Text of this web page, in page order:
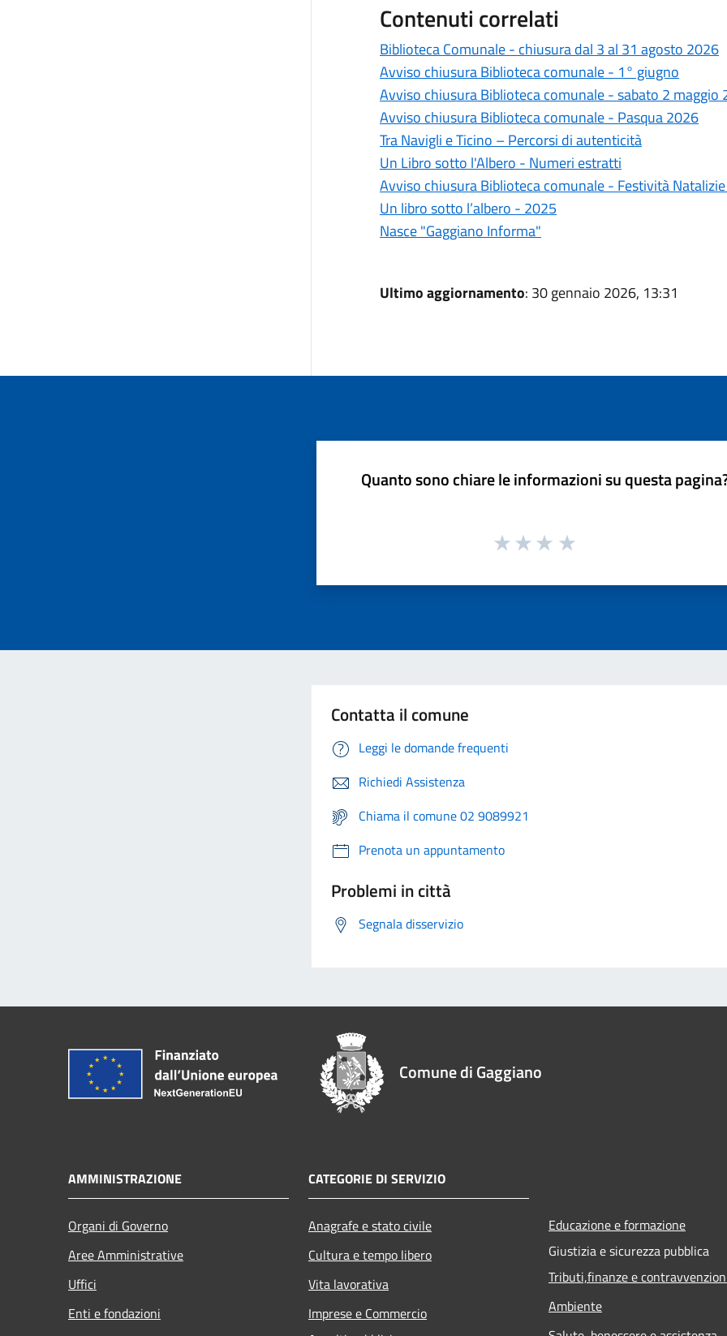
Contenuti correlati
Biblioteca Comunale - chiusura dal 3 al 31 agosto 2026
Avviso chiusura Biblioteca comunale - 1° giugno
Avviso chiusura Biblioteca comunale - sabato 2 maggio
Avviso chiusura Biblioteca comunale - Pasqua 2026
Tra Navigli e Ticino – Percorsi di autenticità
Un Libro sotto l'Albero - Numeri estratti
Avviso chiusura Biblioteca comunale - Festività
Un libro sotto l’albero - 2025
Nasce "Gaggiano Informa"
Ultimo aggiornamento: 30 gennaio 2026, 13:31
Quanto sono chiare le informazioni su questa
Contatta il comune
Leggi le domande frequenti
Richiedi Assistenza
Chiama il comune 02 9089921
Prenota un appuntamento
Problemi in città
Segnala disservizio
Comune di Gaggiano
AMMINISTRAZIONE
Organi di Governo
Aree Amministrative
Uffici
Enti e fondazioni
CATEGORIE DI SERVIZIO
Anagrafe e stato civile
Cultura e tempo libero
Vita lavorativa
Imprese e Commercio
Educazione e formazione
Giustizia e sicurezza pubblica
Tributi,finanze e
Ambiente